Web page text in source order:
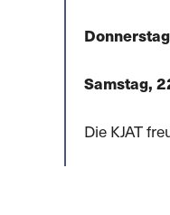
Samstag,
Die KJAT